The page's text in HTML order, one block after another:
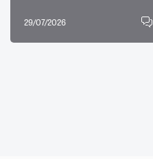
29/07/2026